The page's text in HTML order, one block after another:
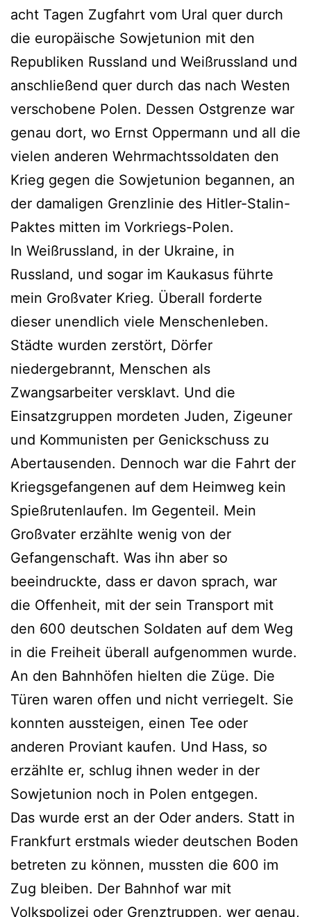
acht Tagen Zugfahrt vom Ural quer durch
die europäische Sowjetunion mit den
Republiken Russland und Weißrussland und
anschließend quer durch das nach Westen
verschobene Polen. Dessen Ostgrenze war
genau dort, wo Ernst Oppermann und all die
vielen anderen Wehrmachtssoldaten den
Krieg gegen die Sowjetunion begannen, an
der damaligen Grenzlinie des Hitler-Stalin-
Paktes mitten im Vorkriegs-Polen.
In Weißrussland, in der Ukraine, in
Russland, und sogar im Kaukasus führte
mein Großvater Krieg. Überall forderte
dieser unendlich viele Menschenleben.
Städte wurden zerstört, Dörfer
niedergebrannt, Menschen als
Zwangsarbeiter versklavt. Und die
Einsatzgruppen mordeten Juden, Zigeuner
und Kommunisten per Genickschuss zu
Abertausenden. Dennoch war die Fahrt der
Kriegsgefangenen auf dem Heimweg kein
Spießrutenlaufen. Im Gegenteil. Mein
Großvater erzählte wenig von der
Gefangenschaft. Was ihn aber so
beeindruckte, dass er davon sprach, war
die Offenheit, mit der sein Transport mit
den 600 deutschen Soldaten auf dem Weg
in die Freiheit überall aufgenommen wurde.
An den Bahnhöfen hielten die Züge. Die
Türen waren offen und nicht verriegelt. Sie
konnten aussteigen, einen Tee oder
anderen Proviant kaufen. Und Hass, so
erzählte er, schlug ihnen weder in der
Sowjetunion noch in Polen entgegen.
Das wurde erst an der Oder anders. Statt in
Frankfurt erstmals wieder deutschen Boden
betreten zu können, mussten die 600 im
Zug bleiben. Der Bahnhof war mit
Volkspolizei oder Grenztruppen, wer genau,